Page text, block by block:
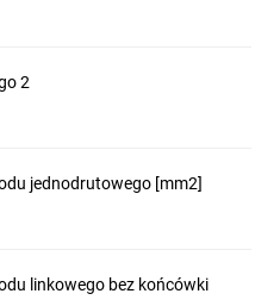
2
jednodrutowego [mm2]
linkowego bez końcówki